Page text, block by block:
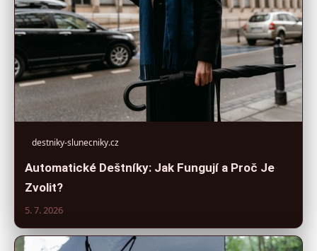
destniky-slunecniky.cz
Automatické Deštníky: Jak Fungují a Proč Je
Zvolit?
5. 7. 2026